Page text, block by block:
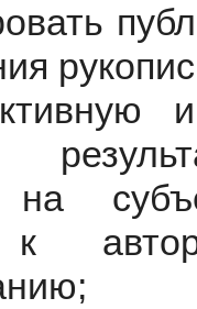
на
к
;